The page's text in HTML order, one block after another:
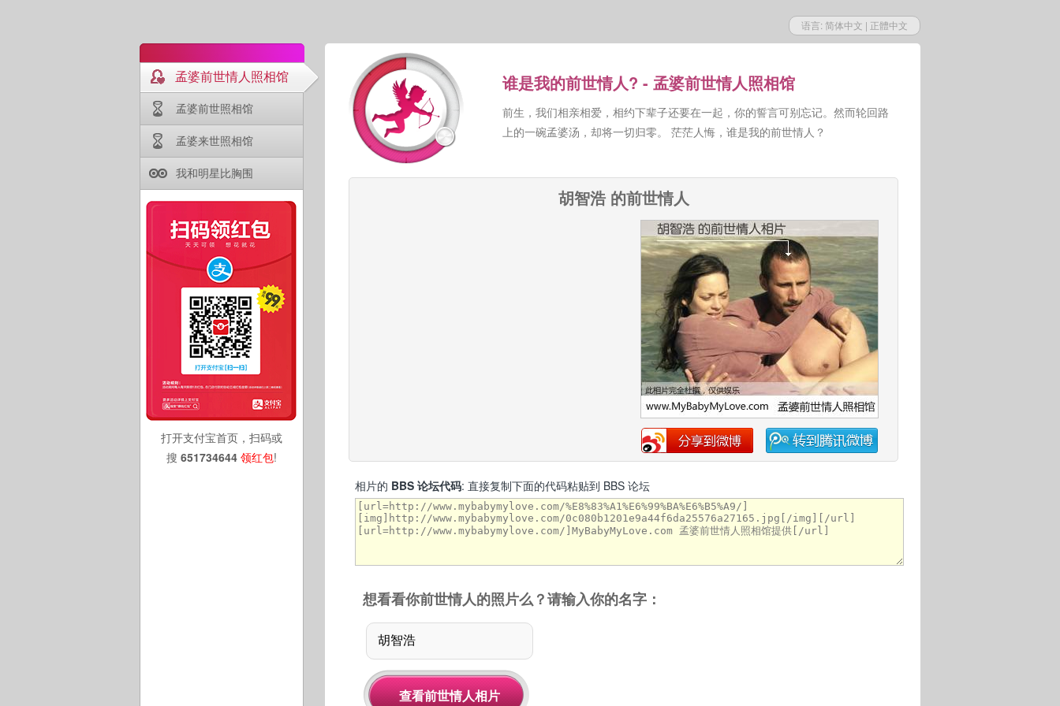
语言: 简体中文 | 正體中文
孟婆前世情人照相馆
孟婆前世照相馆
孟婆来世照相馆
我和明星比胸围
打开支付宝首页，扫码或
搜 651734644 领红包!
谁是我的前世情人? - 孟婆前世情人照相馆
前生，我们相亲相爱，相约下辈子还要在一起，你的誓言可别忘记。然而轮回路
上的一碗孟婆汤，却将一切归零。 茫茫人悔，谁是我的前世情人？
胡智浩 的前世情人
相片的 BBS 论坛代码: 直接复制下面的代码粘贴到 BBS 论坛
想看看你前世情人的照片么？请输入你的名字：